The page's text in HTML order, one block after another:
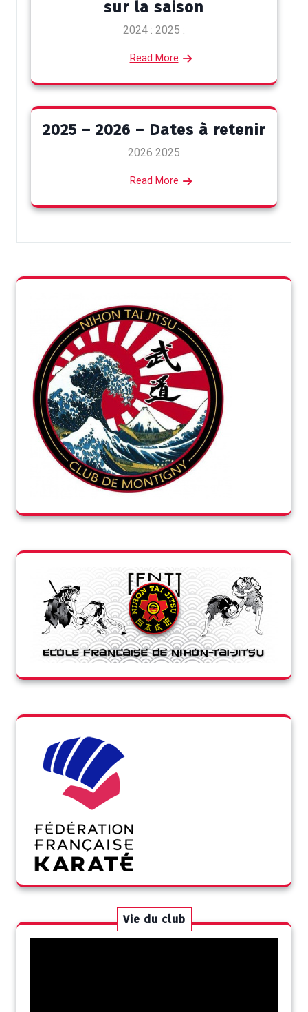
sur la saison
2024 : 2025 :
Read More
2025 – 2026 – Dates à retenir
2026 2025
Read More
Vie du club